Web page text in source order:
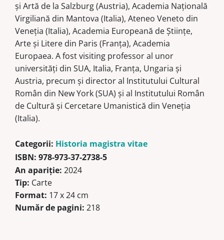
şi Artă de la Salzburg (Austria), Academia Naţională
Virgiliană din Mantova (Italia), Ateneo Veneto din
Veneţia (Italia), Academia Europeană de Ştiinţe,
Arte şi Litere din Paris (Franţa), Academia
Europaea. A fost visiting professor al unor
universităţi din SUA, Italia, Franţa, Ungaria şi
Austria, precum şi director al Institutului Cultural
Român din New York (SUA) şi al Institutului Român
de Cultură şi Cercetare Umanistică din Veneţia
(Italia).
Categorii: Historia magistra vitae
ISBN: 978-973-37-2738-5
An apariție: 2024
Tip: Carte
Format: 17 x 24 cm
Număr de pagini: 218